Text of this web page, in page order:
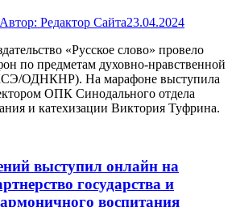
Автор: Редактор Сайта23.04.2024
«Русское слово» провело
по предметам духовно-нравственной
ОДНКНР). На марафоне выступила
ОПК Синодального отдела
и катехизации Виктория Туфрина.
выступил онлайн на
государства и
воспитания